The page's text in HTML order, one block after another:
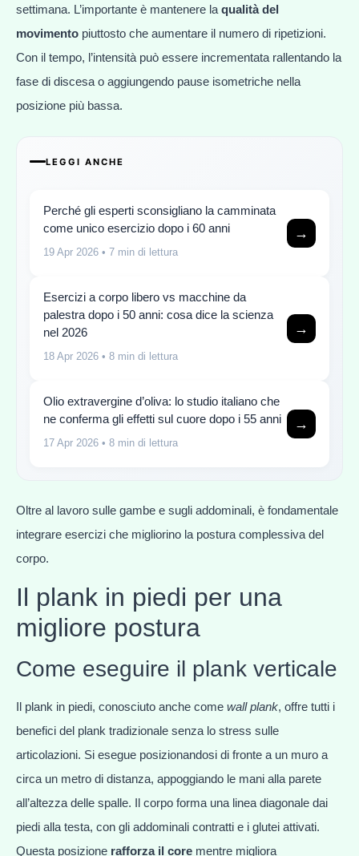
settimana. L’importante è mantenere la qualità del
movimento piuttosto che aumentare il numero di ripetizioni.
Con il tempo, l’intensità può essere incrementata rallentando la
fase di discesa o aggiungendo pause isometriche nella
posizione più bassa.
LEGGI ANCHE
Perché gli esperti sconsigliano la camminata
come unico esercizio dopo i 60 anni
19 Apr 2026 • 7 min di lettura
→
Esercizi a corpo libero vs macchine da
palestra dopo i 50 anni: cosa dice la scienza
nel 2026
18 Apr 2026 • 8 min di lettura
→
Olio extravergine d’oliva: lo studio italiano che
ne conferma gli effetti sul cuore dopo i 55 anni
17 Apr 2026 • 8 min di lettura
→
Oltre al lavoro sulle gambe e sugli addominali, è fondamentale
integrare esercizi che migliorino la postura complessiva del
corpo.
Il plank in piedi per una
migliore postura
Come eseguire il plank verticale
Il plank in piedi, conosciuto anche come wall plank, offre tutti i
benefici del plank tradizionale senza lo stress sulle
articolazioni. Si esegue posizionandosi di fronte a un muro a
circa un metro di distanza, appoggiando le mani alla parete
all’altezza delle spalle. Il corpo forma una linea diagonale dai
piedi alla testa, con gli addominali contratti e i glutei attivati.
Questa posizione rafforza il core mentre migliora